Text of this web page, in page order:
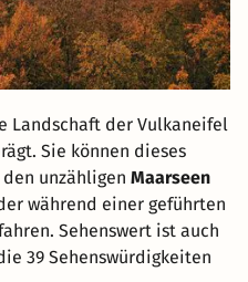
Landschaft der Vulkaneifel
Sie können dieses
unzähligen Maarseen
während einer geführten
Sehenswert ist auch
39 Sehenswürdigkeiten